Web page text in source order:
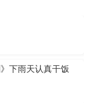
》下雨天认真干饭